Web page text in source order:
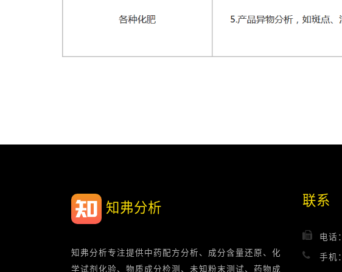
知弗分析
知弗分析专注提供中药配方分析、成分含量还原、化
学试剂化验、物质成分检测、未知粉末测试、药物成
联系
电话：
手机：